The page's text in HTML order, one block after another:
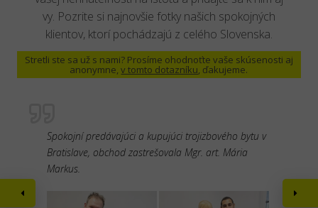
vy. Pozrite si najnovšie fotky našich spokojných
klientov, ktorí pochádzajú z celého Slovenska.
Stretli ste sa už s nami? Prosíme ohodnoťte vaše skúsenosti aj
anonymne,v tomto dotazníku, ďakujeme.
Spokojní predávajúci a kupujúci trojizbového bytu v
Bratislave, obchod zastrešovala Mgr. art. Mária
Markus.